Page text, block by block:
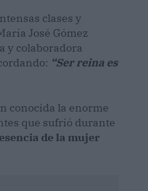
clases y
José Gómez
y colaboradora
“Ser reina es
conocida la enorme
que sufrió durante
de la mujer